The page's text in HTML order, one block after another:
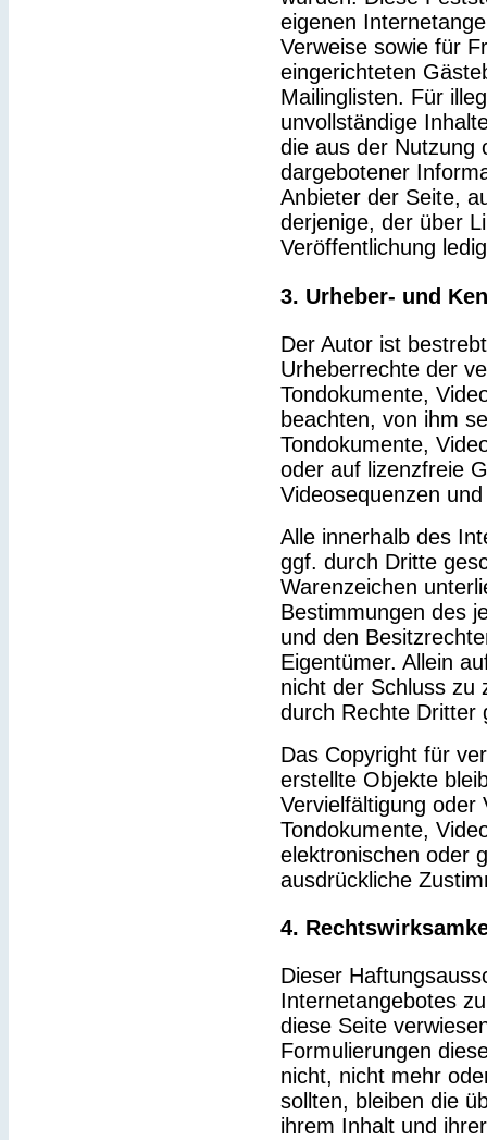
eigenen
Verweise sowie für
eingerichteten
Mailinglisten. Für
unvollständige
die aus der Nutzung
dargebotener
Anbieter der Seite,
derjenige, der über
Veröffentlichung
3. Urheber- und
Der Autor ist
Urheberrechte der
Tondokumente,
beachten, von ihm
Tondokumente,
oder auf lizenzfreie
Videosequenzen
Alle innerhalb des
ggf. durch Dritte
Warenzeichen
Bestimmungen des
und den
Eigentümer. Allein
nicht der Schluss zu
durch Rechte Dritter
Das Copyright für
erstellte Objekte
Vervielfältigung oder
Tondokumente,
elektronischen oder
ausdrückliche
4.
Dieser
Internetangebotes
diese Seite
Formulierungen
nicht, nicht mehr
sollten, bleiben die
ihrem Inhalt und